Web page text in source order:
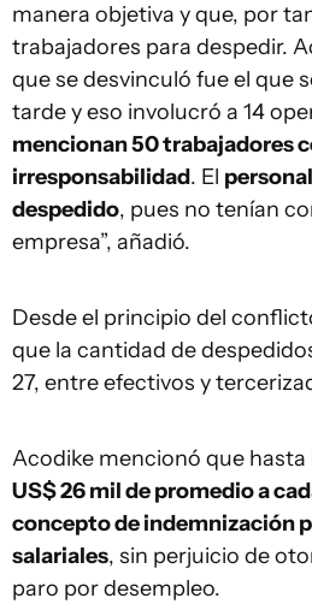
manera objetiva y que, por
trabajadores para despedir.
que se desvinculó fue el que
tarde y eso involucró a 14
mencionan 50 trabajadores
irresponsabilidad. El
despedido, pues no tenían
empresa”, añadió.
Desde el principio del
que la cantidad de
27, entre efectivos y
Acodike mencionó que hasta
US$ 26 mil de promedio a
concepto de indemnización
salariales, sin perjuicio de
paro por desempleo.